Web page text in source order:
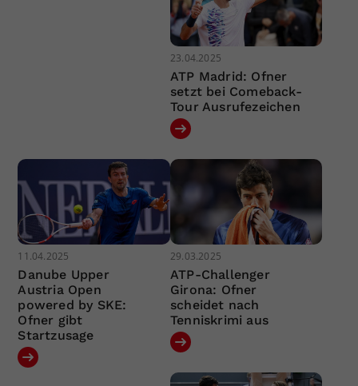
23.04.2025
ATP Madrid: Ofner
setzt bei Comeback-
Tour Ausrufezeichen
11.04.2025
Danube Upper
Austria Open
powered by SKE:
Ofner gibt
Startzusage
29.03.2025
ATP-Challenger
Girona: Ofner
scheidet nach
Tenniskrimi aus